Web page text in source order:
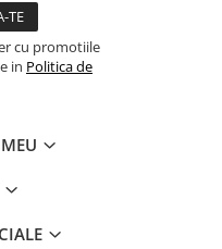
cu promotiile
in Politica de